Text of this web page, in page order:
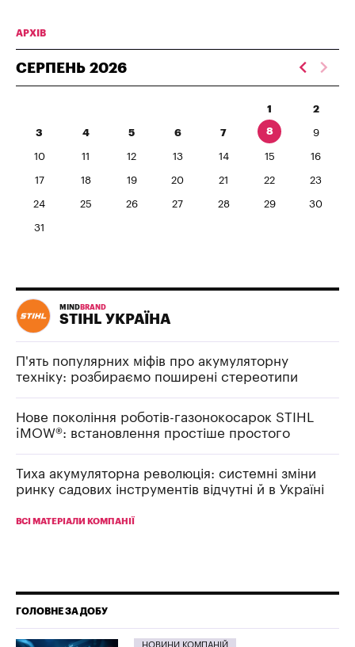
АРХІВ
СЕРПЕНЬ 2026
1 2
3 4 5 6 7 8 9
10 11 12 13 14 15 16
17 18 19 20 21 22 23
24 25 26 27 28 29 30
31
MIND BRAND
STIHL УКРАЇНА
П'ять популярних міфів про акумуляторну
техніку: розбираємо поширені стереотипи
Нове покоління роботів-газонокосарок STIHL
iMOW®: встановлення простіше простого
Тиха акумуляторна революція: системні зміни
ринку садових інструментів відчутні й в Україні
ВСІ МАТЕРІАЛИ КОМПАНІЇ
ГОЛОВНЕ ЗА ДОБУ
НОВИНИ КОМПАНІЙ